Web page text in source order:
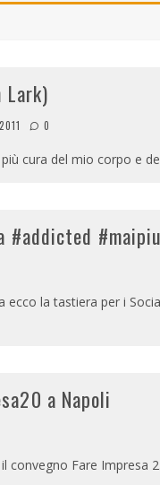
Lark)
0
cura del mio corpo e
#addicted
la tastiera per i
a Napoli
Fare Impresa